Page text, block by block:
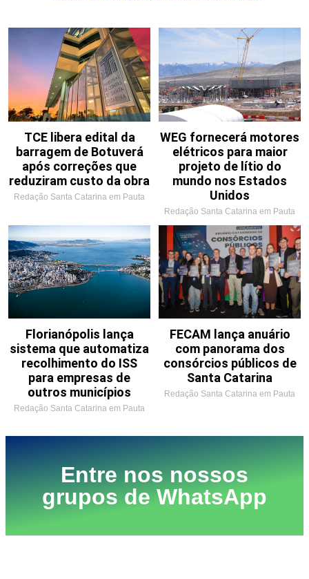
TCE libera edital da
barragem de Botuverá
após correções que
reduziram custo da obra
Redação Santa Catarina em Pauta
WEG fornecerá motores
elétricos para maior
projeto de lítio do
mundo nos Estados
Unidos
Redação Santa Catarina em Pauta
Florianópolis lança
sistema que automatiza
recolhimento do ISS
para empresas de
outros municípios
Redação Santa Catarina em Pauta
FECAM lança anuário
com panorama dos
consórcios públicos de
Santa Catarina
Redação Santa Catarina em Pauta
Entre nos nossos
grupos de WhatsApp